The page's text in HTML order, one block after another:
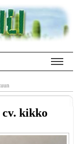
kikko